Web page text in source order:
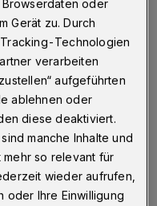
am späten
zwischen den
und -Elberfeld ein
dabei schwer
Lesezeit
oder
Gerät zu. Durch
Technologien
verarbeiten
aufgeführten
ablehnen oder
diese deaktiviert.
manche Inhalte und
so relevant für
wieder aufrufen,
oder Ihre Einwilligung